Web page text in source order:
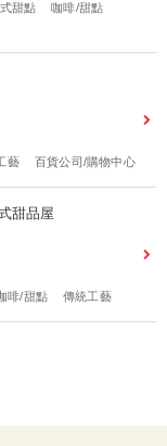
甜點
咖啡/甜點
藝 百貨公司/購物中心
甜品屋
啡/甜點 傳統工藝